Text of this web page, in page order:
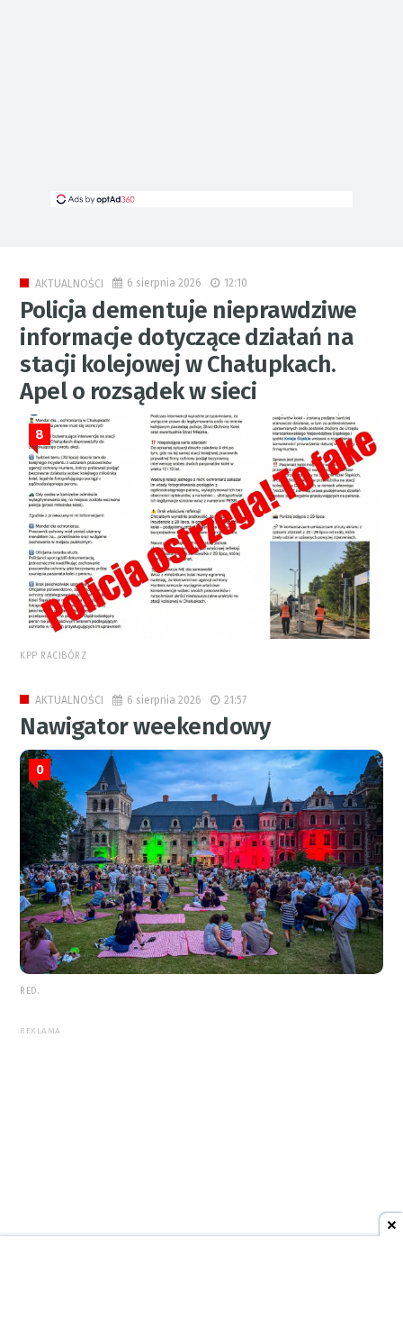
AKTUALNOŚCI 6 sierpnia 2026 12:10
Policja dementuje nieprawdziwe
informacje dotyczące działań na
stacji kolejowej w Chałupkach.
Apel o rozsądek w sieci
8
KPP RACIBÓRZ
AKTUALNOŚCI 6 sierpnia 2026 21:57
Nawigator weekendowy
0
RED.
REKLAMA